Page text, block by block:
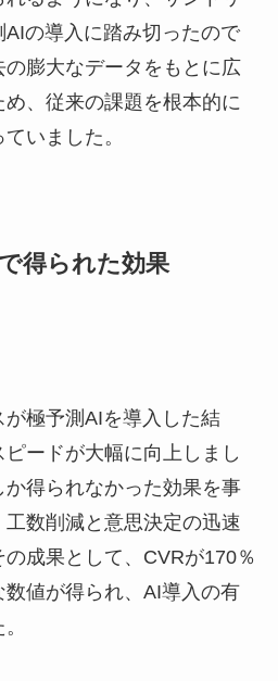
の導入に踏み切ったので
膨大なデータをもとに広
、従来の課題を根本的に
いました。
得られた効果
極予測AIを導入した結
ードが大幅に向上しまし
得られなかった効果を事
数削減と意思決定の迅速
成果として、CVRが170％
値が得られ、AI導入の有